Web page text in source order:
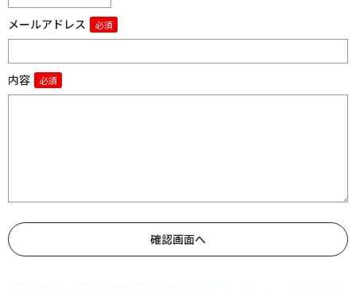
メールアドレス
内容